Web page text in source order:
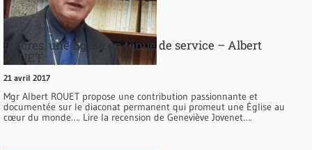
Diacres, une Église en tenue de service – Albert
ROUET
21 avril 2017
Mgr Albert ROUET propose une contribution passionnante et
documentée sur le diaconat permanent qui promeut une Église au
cœur du monde…. Lire la recension de Geneviève Jovenet….